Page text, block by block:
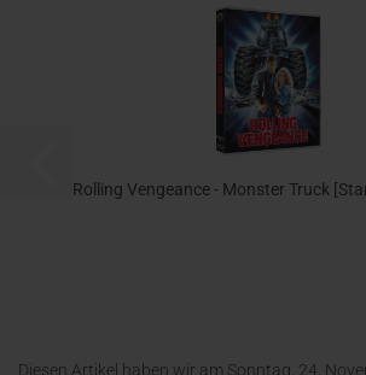
Rolling Vengeance - Monster Truck
Diesen Artikel haben wir am Sonntag, 24.